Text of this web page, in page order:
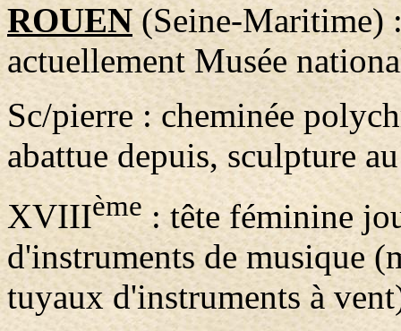
ROUEN(Seine-Maritime)
actuellement Musée
Sc/pierre : cheminée
abattue depuis, sculpture
XVIIIème : tête féminine
d'instruments de musique
tuyaux d'instruments à